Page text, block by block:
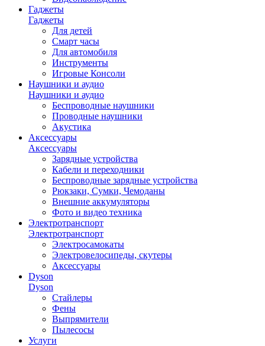
Гаджеты
Гаджеты
Для детей
Смарт часы
Для автомобиля
Инструменты
Игровые Консоли
Наушники и аудио
Наушники и аудио
Беспроводные наушники
Проводные наушники
Акустика
Аксессуары
Аксессуары
Зарядные устройства
Кабели и переходники
Беспроводные зарядные устройства
Рюкзаки, Сумки, Чемоданы
Внешние аккумуляторы
Фото и видео техника
Электротранспорт
Электротранспорт
Электросамокаты
Электровелосипеды, скутеры
Аксессуары
Dyson
Dyson
Стайлеры
Фены
Выпрямители
Пылесосы
Услуги